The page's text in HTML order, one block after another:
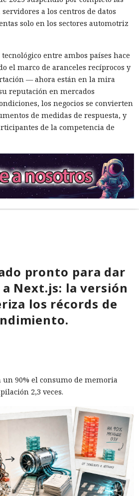
a los centros de datos
solo en los sectores automotriz
entre ambos países hace
el marco de aranceles recíprocos y
— ahora están en la mira
reputación en mercados
los negocios se convierten
de medidas de respuesta, y
de la competencia de
pronto para dar
Next.js: la versión
los récords de
90% el consumo de memoria
2,3 veces.